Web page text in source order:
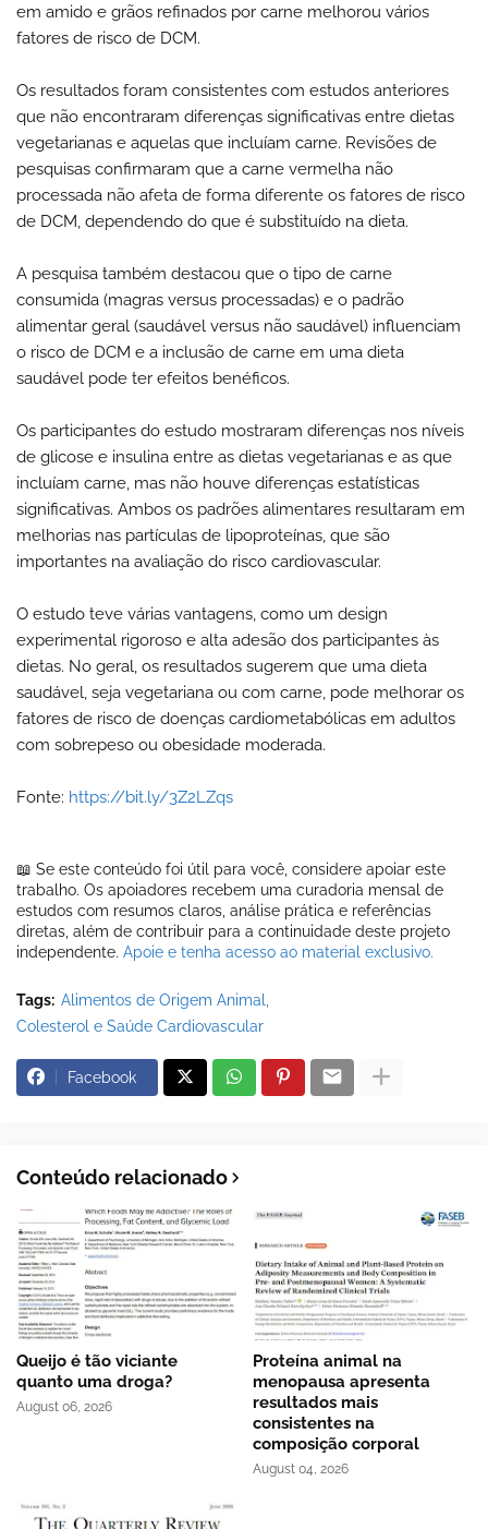
em amido e grãos refinados por carne melhorou vários
fatores de risco de DCM.
Os resultados foram consistentes com estudos anteriores
que não encontraram diferenças significativas entre dietas
vegetarianas e aquelas que incluíam carne. Revisões de
pesquisas confirmaram que a carne vermelha não
processada não afeta de forma diferente os fatores de risco
de DCM, dependendo do que é substituído na dieta.
A pesquisa também destacou que o tipo de carne
consumida (magras versus processadas) e o padrão
alimentar geral (saudável versus não saudável) influenciam
o risco de DCM e a inclusão de carne em uma dieta
saudável pode ter efeitos benéficos.
Os participantes do estudo mostraram diferenças nos níveis
de glicose e insulina entre as dietas vegetarianas e as que
incluíam carne, mas não houve diferenças estatísticas
significativas. Ambos os padrões alimentares resultaram em
melhorias nas partículas de lipoproteínas, que são
importantes na avaliação do risco cardiovascular.
O estudo teve várias vantagens, como um design
experimental rigoroso e alta adesão dos participantes às
dietas. No geral, os resultados sugerem que uma dieta
saudável, seja vegetariana ou com carne, pode melhorar os
fatores de risco de doenças cardiometabólicas em adultos
com sobrepeso ou obesidade moderada.
Fonte: https://bit.ly/3Z2LZqs
📖 Se este conteúdo foi útil para você, considere apoiar este
trabalho. Os apoiadores recebem uma curadoria mensal de
estudos com resumos claros, análise prática e referências
diretas, além de contribuir para a continuidade deste projeto
independente. Apoie e tenha acesso ao material exclusivo.
Tags: Alimentos de Origem Animal
Colesterol e Saúde Cardiovascular
Facebook
Conteúdo relacionado
Queijo é tão viciante
quanto uma droga?
August 06, 2026
Proteína animal na
menopausa apresenta
resultados mais
consistentes na
composição corporal
August 04, 2026